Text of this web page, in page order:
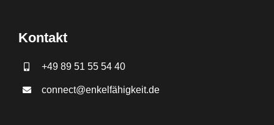
Kontakt
+49 89 51 55 54 40
connect@enkelfähigkeit.de